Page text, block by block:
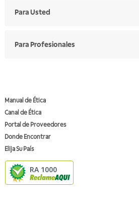
Para Usted
Para Profesionales
Manual de Ética
Canal de Ética
Portal de Proveedores
Donde Encontrar
Elija Su País
RA 1000